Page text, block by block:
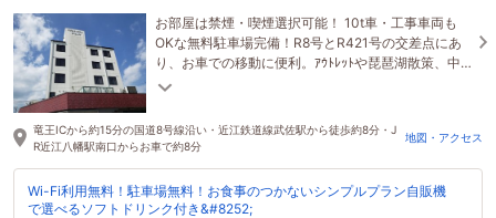
お部屋は禁煙・喫煙選択可能！ 10t車・工事車両も
OKな無料駐車場完備！R8号とR421号の交差点にあ
り、お車での移動に便利。ｱｳﾄﾚｯﾄや琵琶湖散策、中
山道武佐宿でのご宿泊は当館へどうぞ。
竜王ICから約15分の国道8号線沿い・近江鉄道線武佐駅から徒歩約8分・J
R近江八幡駅南口からお車で約8分
地図・アクセス
Wi-Fi利用無料！駐車場無料！お食事のつかないシンプルプラン自販機
で選べるソフトドリンク付き&#8252;